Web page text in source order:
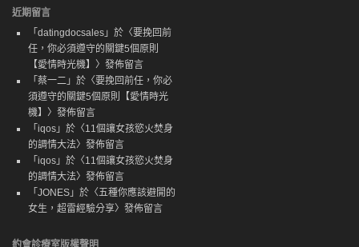
近期留言
「 datingdocsales 」於〈要挽回前
任，你必須遵守的關鍵5個原則
【愛情時光機】 〉發佈留言
「 蔡一二 」於〈要挽回前任，你必
須遵守的關鍵5個原則【愛情時光
機】 〉發佈留言
「 iqos 」於〈11個讓女孩慾火焚身
的調情大法〉發佈留言
「 iqos 」於〈11個讓女孩慾火焚身
的調情大法〉發佈留言
「 JONES 」於〈五種你應該避開的
女生，超雷經驗分享〉發佈留言
約會診療室版權聲明